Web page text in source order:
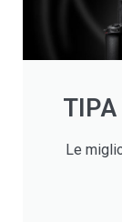
Le